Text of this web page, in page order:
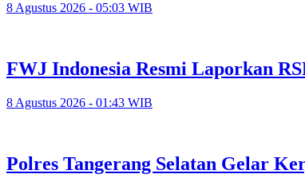
8 Agustus 2026 - 05:03 WIB
FWJ Indonesia Resmi Laporkan
8 Agustus 2026 - 01:43 WIB
Polres Tangerang Selatan Gelar